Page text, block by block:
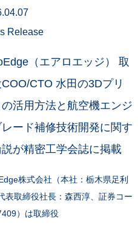
Release
（エアロエッジ） 取
CTO 水田の3Dプリ
の活用方法と航空機エンジ
レード補修技術開発に関す
説が精密工学会誌に掲載
株式会社（本社：栃木県足利
表取締役社長：森西淳、証券コー
）は取締役